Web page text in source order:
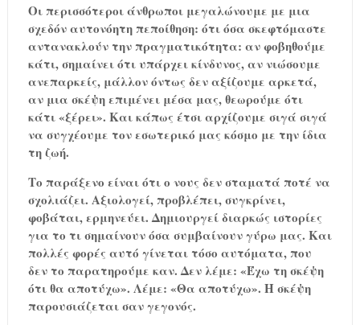
Οι περισσότεροι άνθρωποι μεγαλώνουμε με μια
σχεδόν αυτονόητη πεποίθηση: ότι όσα σκεφτόμαστε
αντανακλούν την πραγματικότητα: αν φοβηθούμε
κάτι, σημαίνει ότι υπάρχει κίνδυνος, αν νιώσουμε
ανεπαρκείς, μάλλον όντως δεν αξίζουμε αρκετά,
αν μια σκέψη επιμένει μέσα μας, θεωρούμε ότι
κάτι «ξέρει». Και κάπως έτσι αρχίζουμε σιγά σιγά
να συγχέουμε τον εσωτερικό μας κόσμο με την ίδια
τη ζωή.
Το παράξενο είναι ότι ο νους δεν σταματά ποτέ να
σχολιάζει. Αξιολογεί, προβλέπει, συγκρίνει,
φοβάται, ερμηνεύει. Δημιουργεί διαρκώς ιστορίες
για το τι σημαίνουν όσα συμβαίνουν γύρω μας. Και
πολλές φορές αυτό γίνεται τόσο αυτόματα, που
δεν το παρατηρούμε καν. Δεν λέμε: «Έχω τη σκέψη
ότι θα αποτύχω». Λέμε: «Θα αποτύχω». Η σκέψη
παρουσιάζεται σαν γεγονός.